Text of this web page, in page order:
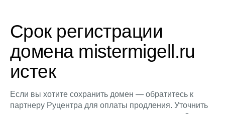
Срок регистрации
домена mistermigell.ru
истек
Если вы хотите сохранить домен — обратитесь к
партнеру Руцентра для оплаты продления. Уточнить